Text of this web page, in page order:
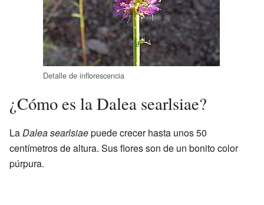
Detalle de inflorescencia
¿Cómo es la Dalea searlsiae?
LaDalea searlsiaepuede crecer hasta unos 50
centímetros de altura. Sus flores son de un bonito color
púrpura.